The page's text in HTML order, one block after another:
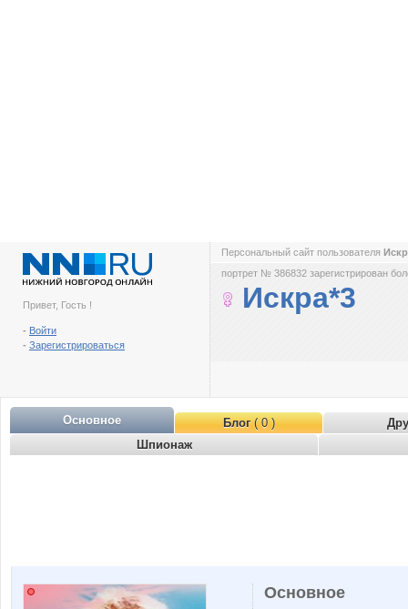
Привет, Гость !
- Войти
- Зарегистрироваться
Персональный сайт пользователя
портрет № 386832 зарегистрирован
Искра*3
Основное Блог( 0 )
Шпионаж
Основное